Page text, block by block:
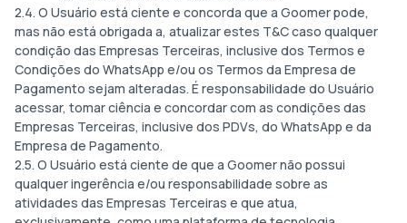
2.4. O Usuário está ciente e concorda que a Goomer pode,
mas não está obrigada a, atualizar estes T&C caso qualquer
condição das Empresas Terceiras, inclusive dos Termos e
Condições do WhatsApp e/ou os Termos da Empresa de
Pagamento sejam alteradas. É responsabilidade do Usuário
acessar, tomar ciência e concordar com as condições das
Empresas Terceiras, inclusive dos PDVs, do WhatsApp e da
Empresa de Pagamento.
2.5. O Usuário está ciente de que a Goomer não possui
qualquer ingerência e/ou responsabilidade sobre as
atividades das Empresas Terceiras e que atua,